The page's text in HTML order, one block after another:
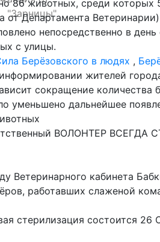
"Зарницы"
86животных, среди которых
от Департамента
непосредственно в
с улицы.
Берёзовского в людях ,
жителей
сокращение
уменьшено дальнейшее
ВОЛОНТЕР ВСЕГДА
Ветеринарного кабинета
работавших слаженой
стерилизация состоится 26